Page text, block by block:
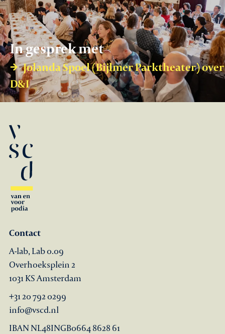
In gesprek met
Jolanda Spoel (Bijlmer Parktheater) over
D&I
Contact
A-lab, Lab 0.09
Overhoeksplein 2
1031 KS Amsterdam
+31 20 792 0299
info@vscd.nl
IBAN NL48INGB0664 8628 61